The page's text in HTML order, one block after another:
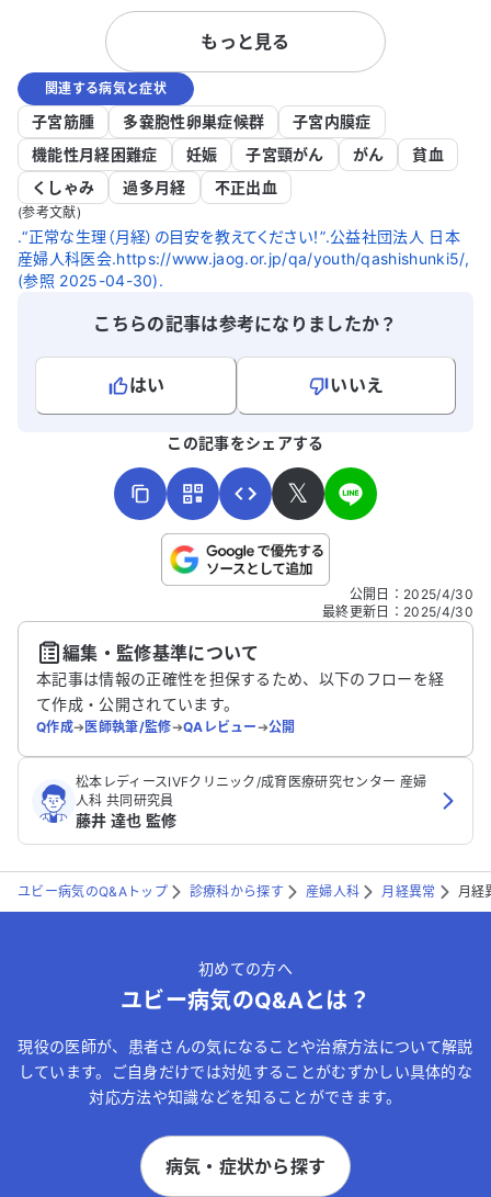
を試しましたが、血圧が200を超え、持病
のIgA腎症が悪化するなどの全身への影響
が怖く、服用を中止しました。 婦人科医
からは、ピルでの調整が難しい場合、子宮
摘出をすすめられました。しかし、夫婦関
係の変化や、母や祖母が閉経後に肥満や糖
尿病を発症した遺伝的リスクを考えると、
子宮摘出に踏み切れません。ほかに選択肢
すし、どのように対処すればよいのか、ア
ドバイスをいただけると助かります。
もっと見る
関連する病気と症状
子宮筋腫 多嚢胞性卵巣症候群
子宮内膜症
機能性月経困難症
妊娠 子宮頸がん がん
貧血
くしゃみ
過多月経 不正出血
(参考文献)
.“正常な生理（月経）の目安を教えてください！”.公益社団法人 日本
産婦人科医会.https://www.jaog.or.jp/qa/youth/qashishunki5/,
(参照 2025-04-30).
こちらの記事は参考になりましたか？
はい
いいえ
こちらは送信専用のフォームです。氏名やご自身の病気の詳細な
送信する
この記事をシェアする
𝕏
公開日 ： 2025/4/30
最終更新日 ： 2025/4/30
編集・監修基準について
本記事は情報の正確性を担保するため、以下のフローを経
て作成・公開されています。
Q作成➔医師執筆/監修➔QAレビュー➔公開
松本レディースIVFクリニック/成育医療研究センター 産婦
人科 共同研究員
藤井 達也 監修
ユビー病気のQ&Aトップ 診療科から探す 産婦人科 月経異常 月経
初めての方へ
ユビー病気のQ&Aとは？
現役の医師が、患者さんの気になることや治療方法について解説
しています。ご自身だけでは対処することがむずかしい具体的な
対応方法や知識などを知ることができます。
病気・症状から探す